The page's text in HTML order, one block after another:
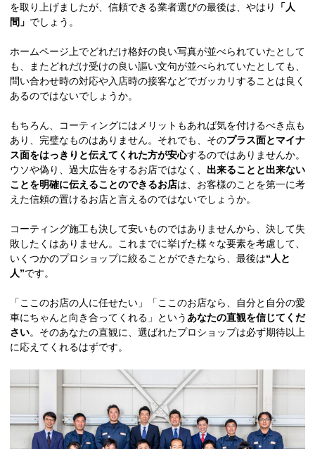
を取り上げましたが、信頼できる業者選びの最後は、やはり
「人
間」 でしょう。
ホームページ上でどれだけ格好の良い写真が並べられていたとして
も、またどれだけ受けの良い謳い文句が並べられていたとしても、
問い合わせ時の対応や入店時の接客などでガッカリすることは良く
あるのではないでしょうか。
もちろん、コーティングにはメリットもあれば気を付けるべき点も
あり、完璧なものはありません。それでも、そのプラス面とマイナ
ス面をはっきりと伝えてくれた方が安心するのではありませんか。
ウソや偽り、過大広告をするお店ではなく、 出来ることと出来ない
ことを明確に伝えることのできるお店は、お客様のことを第一に考
えた信頼の置けるお店と言えるのではないでしょうか。
コーティング施工も決して安いものではありませんから、決して失
敗したくはありません。これまでに挙げた様々な要素を考慮して、
いくつかのプロショップに絞ることができたなら、最後は“人と
人”です。
「ここのお店の人に任せたい」「ここのお店なら、自分と自分の愛
車にちゃんと向き合ってくれる」という あなたの直観を信じてくだ
さい。そのあなたの直観に、選ばれたプロショップは必ず期待以上
に応えてくれるはずです。